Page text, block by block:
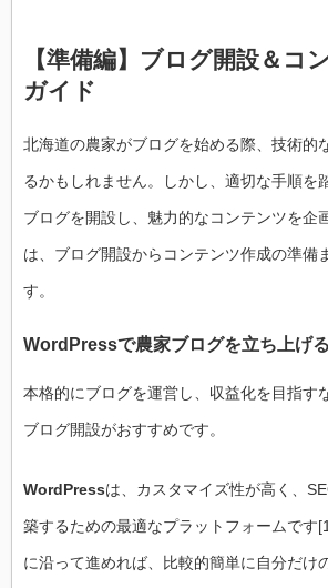
【準備編】ブログ開設＆コ
ガイド
北海道の農家がブログを始める際、技術的
るかもしれません。しかし、適切な手順を
ブログを開設し、魅力的なコンテンツを企
は、ブログ開設からコンテンツ作成の準備
す。
WordPressで農家ブログを立ち上げ
本格的にブログを運営し、収益化を目指す
ブログ開設がおすすめです。
WordPressは、カスタマイズ性が高く、
築するための最適なプラットフォームです
に沿って進めれば、比較的簡単に自分だけ